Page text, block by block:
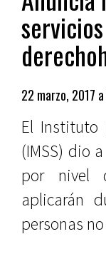
22 marzo, 2017
El Instituto
(IMSS) dio
por nivel
aplicarán
personas